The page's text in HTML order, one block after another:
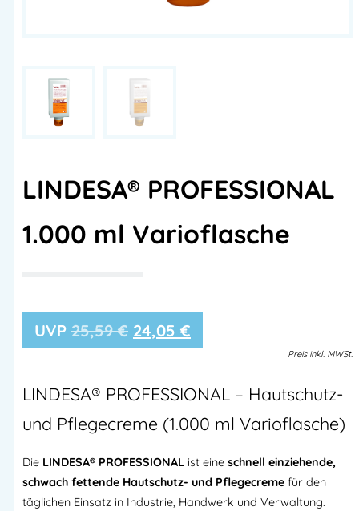
LINDESA® PROFESSIONAL
1.000 ml Varioflasche
25,59€ 24,05 €
Preis inkl. MWSt.
LINDESA® PROFESSIONAL – Hautschutz-
und Pflegecreme (1.000 ml Varioflasche)
Die LINDESA® PROFESSIONAL ist eine schnell einziehende,
schwach fettende Hautschutz- und Pflegecreme für den
täglichen Einsatz in Industrie, Handwerk und Verwaltung.